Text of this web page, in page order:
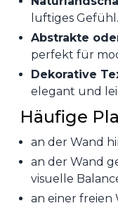
luftiges Gefühl.
Abstrakte
perfekt für
Dekorative
elegant und
Häufige
an der Wand
an der Wand
visuelle
an einer freien